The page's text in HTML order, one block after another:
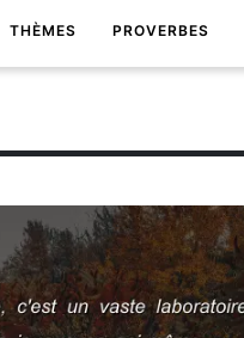
THÈMES PROVERBES